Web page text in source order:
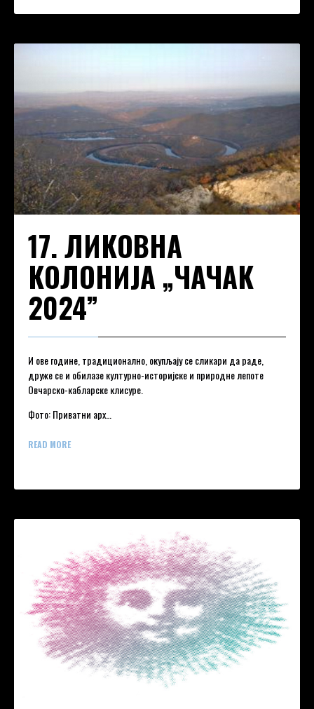
17. ЛИКОВНА
КОЛОНИЈА „ЧАЧАК
2024”
И ове године, традиционално, окупљају се сликари да раде,
друже се и обилазе културно-историјске и природне лепоте
Овчарско-кабларске клисуре.
Фото: Приватни арх…
READ MORE